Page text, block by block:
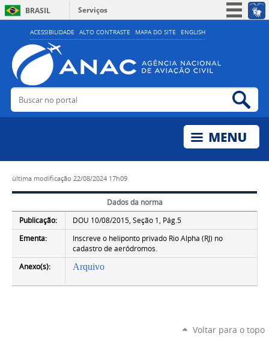
ACESSIBILIDADE ALTO CONTRASTE MAPA DO SITE ENGLISH
BRASIL
Serviços
Simplifique!
Acesso à informação
Legislação
Buscar no portal
última modificação 22/08/2024 17h09
Dados da norma
Publicação:
DOU 10/08/2015, Seção 1, Pág.5
Ementa:
Inscreve o heliponto privado Rio Alpha (RJ) no
cadastro de aeródromos.
Anexo(s):
Arquivo
Voltar para o topo